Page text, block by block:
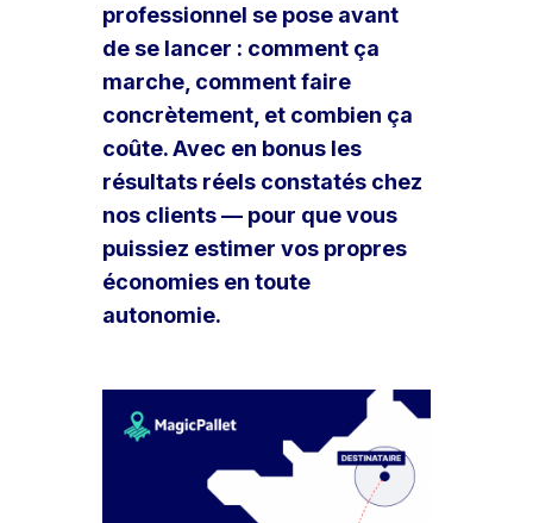
professionnel se pose avant
de se lancer : comment ça
marche, comment faire
concrètement, et combien ça
coûte. Avec en bonus les
résultats réels constatés chez
nos clients — pour que vous
puissiez estimer vos propres
économies en toute
autonomie.